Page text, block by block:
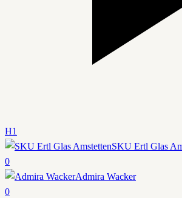
H1
SKU Ertl Glas
0
Admira Wacker
0